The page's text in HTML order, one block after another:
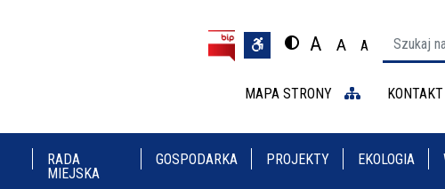
Przełącz na motyw
A
A
Ustaw
A
Ustaw
MAPA STRONY KONTAKT
RADA
MIEJSKA
GOSPODARKA PROJEKTY EKOLOGIA